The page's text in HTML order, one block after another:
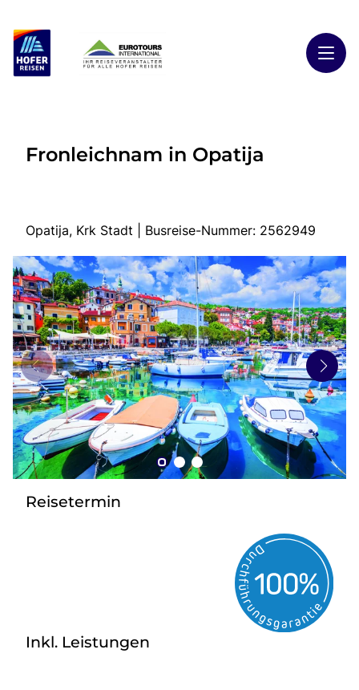
Highlights
Start
Busreisen
Kontakt
zurück zu HOFER REISEN
Fronleichnam in Opatija
Opatija, Krk Stadt | Busreise-Nummer: 2562949
Reisetermin
Inkl. Leistungen